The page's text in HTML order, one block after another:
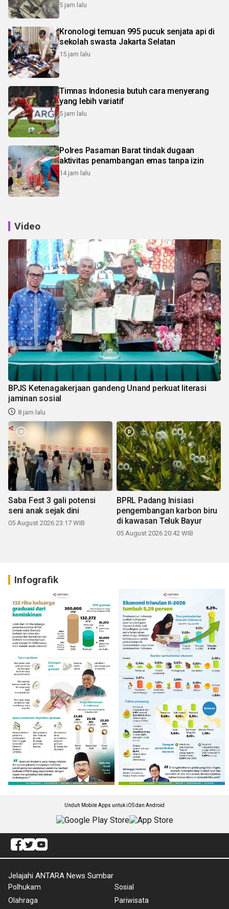
5 jam lalu
Kronologi temuan 995 pucuk senjata api di
sekolah swasta Jakarta Selatan
15 jam lalu
Timnas Indonesia butuh cara menyerang
yang lebih variatif
5 jam lalu
Polres Pasaman Barat tindak dugaan
aktivitas penambangan emas tanpa izin
14 jam lalu
Video
BPJS Ketenagakerjaan gandeng Unand perkuat literasi
jaminan sosial
8 jam lalu
Saba Fest 3 gali potensi
seni anak sejak dini
05 August 2026 23:17 WIB
BPRL Padang Inisiasi
pengembangan karbon biru
di kawasan Teluk Bayur
05 August 2026 20:42 WIB
Infografik
Unduh Mobile Apps untuk iOS dan Android
Jelajahi ANTARA News Sumbar
Polhukam
Olahraga
Sosial
Pariwisata